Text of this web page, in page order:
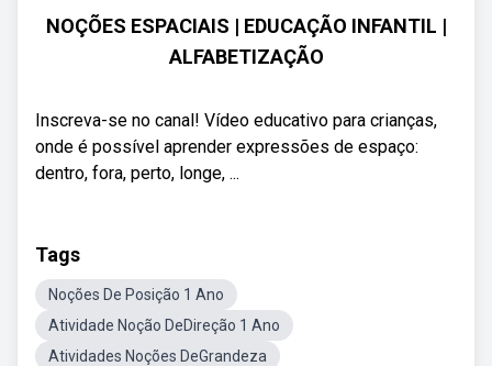
NOÇÕES ESPACIAIS | EDUCAÇÃO INFANTIL |
ALFABETIZAÇÃO
Inscreva-se no canal! Vídeo educativo para crianças,
onde é possível aprender expressões de espaço:
dentro, fora, perto, longe, ...
Tags
Noções De Posição 1 Ano
Atividade Noção DeDireção 1 Ano
Atividades Noções DeGrandeza